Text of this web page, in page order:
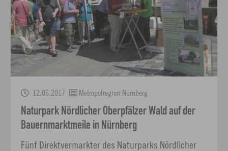
12.06.2017 Metropolregion Nürnberg
Naturpark Nördlicher Oberpfälzer Wald auf der
Bauernmarktmeile in Nürnberg
Fünf Direktvermarkter des Naturparks Nördlicher